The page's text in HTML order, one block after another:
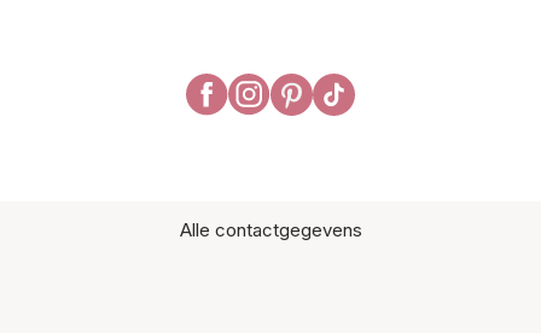
Alle contactgegevens